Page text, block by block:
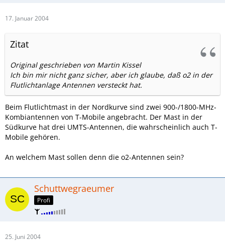
17. Januar 2004
Zitat
Original geschrieben von Martin Kissel
Ich bin mir nicht ganz sicher, aber ich glaube, daß o2 in der
Flutlichtanlage Antennen versteckt hat.
Beim Flutlichtmast in der Nordkurve sind zwei 900-/1800-MHz-
Kombiantennen von T-Mobile angebracht. Der Mast in der
Südkurve hat drei UMTS-Antennen, die wahrscheinlich auch T-
Mobile gehören.
An welchem Mast sollen denn die o2-Antennen sein?
Schuttwegraeumer
Profi
25. Juni 2004